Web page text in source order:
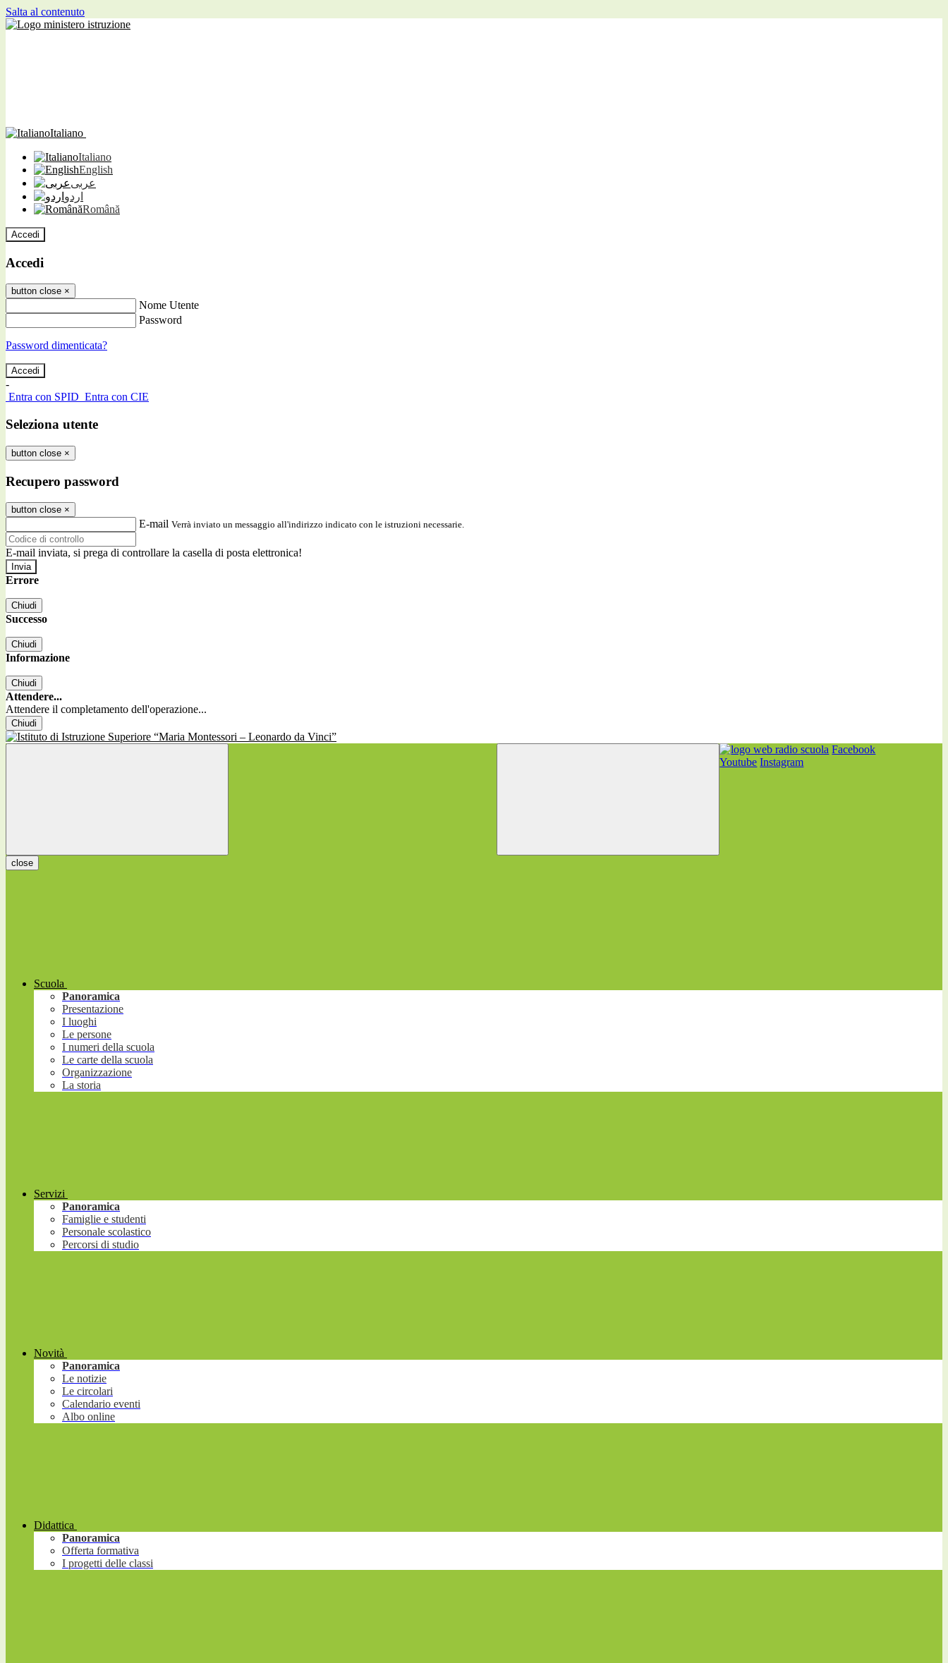
Salta al contenuto
Italiano
Italiano
English
عربى
اردو
Română
Accedi
Accedi
button close ×
Nome Utente
Password
Password dimenticata?
-
Entra con SPID Entra con CIE
Seleziona utente
button close ×
Recupero password
button close ×
E-mail Verrà inviato un messaggio all'indirizzo indicato con le istruzioni necessarie.
E-mail inviata, si prega di controllare la casella di posta elettronica!
Errore
Chiudi
Successo
Chiudi
Informazione
Chiudi
Attendere...
Attendere il completamento dell'operazione...
Chiudi
Facebook
Youtube Instagram
close
Scuola
Panoramica
Presentazione
I luoghi
Le persone
I numeri della scuola
Le carte della scuola
Organizzazione
La storia
Servizi
Panoramica
Famiglie e studenti
Personale scolastico
Percorsi di studio
Novità
Panoramica
Le notizie
Le circolari
Calendario eventi
Albo online
Didattica
Panoramica
Offerta formativa
I progetti delle classi